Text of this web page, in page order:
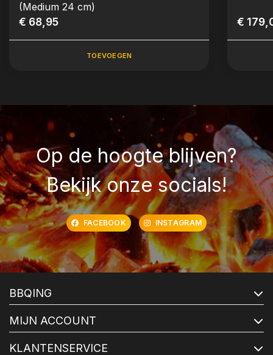
(Medium 24 cm)
€ 68,95
TOEVOEGEN
€
Op de hoogte blijven?
Bekijk onze socials!
FACEBOOK INSTAGRAM
BBQING
MIJN ACCOUNT
KLANTENSERVICE